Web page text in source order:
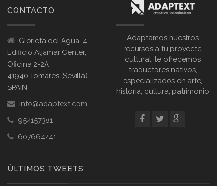
CONTACTO
Glorieta del Agua, 4
Edificio Aljamar Center,
Oficina 2-2A
41940 Tomares (Sevilla)
SPAIN
info@adaptext.com
954157381
607664241
Adaptamos nuestros
recursos a tu proyecto
cultural: te ofrecemos
traductores nativos,
especializados en arte,
historia, cultura, patrimonio
ÚLTIMOS TWEETS